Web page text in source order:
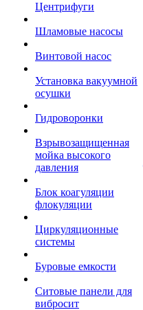
Центрифуги
Шламовые насосы
Винтовой насос
Установка вакуумной
осушки
Гидроворонки
Взрывозащищенная
мойка высокого
давления
Блок коагуляции
флокуляции
Циркуляционные
системы
Буровые емкости
Ситовые панели для
вибросит